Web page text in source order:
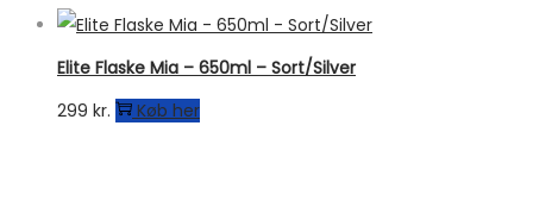
Elite Flaske Mia – 650ml – Sort/Silver
299 kr. Køb her